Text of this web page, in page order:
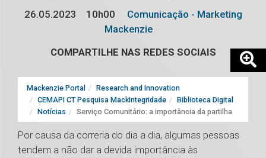
26.05.2023 10h00
Comunicação - Marketing
Mackenzie
COMPARTILHE NAS REDES SOCIAIS
Mackenzie Portal
Research and Innovation
CEMAPI CT Pesquisa MackIntegridade
Biblioteca Digital
Notícias
Serviço Comunitário: a importância da partilha
Por causa da correria do dia a dia, algumas pessoas
tendem a não dar a devida importância às